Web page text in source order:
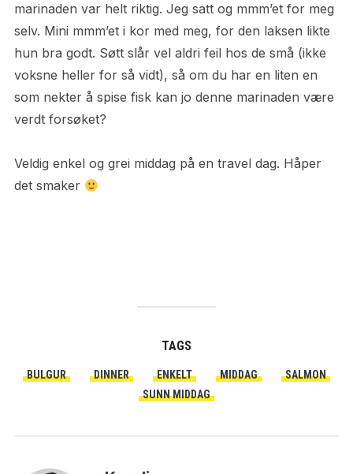
marinaden var helt riktig. Jeg satt og mmm’et for meg
selv. Mini mmm’et i kor med meg, for den laksen likte
hun bra godt. Søtt slår vel aldri feil hos de små (ikke
voksne heller for så vidt), så om du har en liten en
som nekter å spise fisk kan jo denne marinaden være
verdt forsøket?
Veldig enkel og grei middag på en travel dag. Håper
det smaker
TAGS
BULGUR DINNER ENKELT MIDDAG
SALMON
SUNN MIDDAG